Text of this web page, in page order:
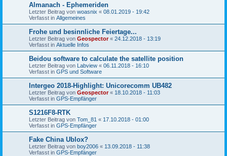
Almanach - Ephemeriden
Letzter Beitrag von woasnix « 08.01.2019 - 19:42
Verfasst in Allgemeines
Frohe und besinnliche Feiertage...
Letzter Beitrag von Geospector« 24.12.2018 - 13:19
Verfasst in Aktuelle Infos
Beidou software to calculate the satellite position
Letzter Beitrag von Labview « 06.11.2018 - 16:10
Verfasst in GPS und Software
Intergeo 2018-Highlight: Unicorecomm UB482
Letzter Beitrag von Geospector« 18.10.2018 - 11:03
Verfasst in GPS-Empfänger
S1216F8‐RTK
Letzter Beitrag von Tom_81 « 17.10.2018 - 01:00
Verfasst in GPS-Empfänger
Fake China Ublox?
Letzter Beitrag von boy2006 « 13.09.2018 - 11:38
Verfasst in GPS-Empfänger